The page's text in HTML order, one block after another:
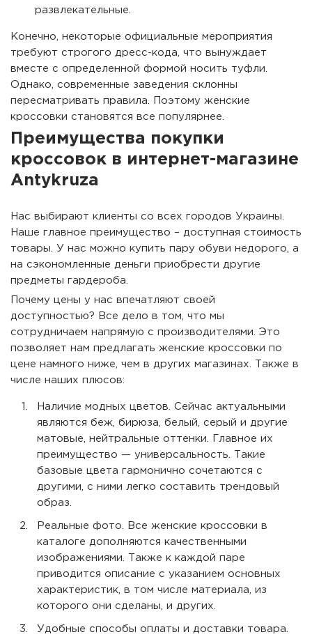
развлекательные.
Конечно, некоторые официальные мероприятия
требуют строгого дресс-кода, что вынуждает
вместе с определенной формой носить туфли.
Однако, современные заведения склонны
пересматривать правила. Поэтому женские
кроссовки становятся все популярнее.
Преимущества покупки
кроссовок в интернет-магазине
Antykruza
Нас выбирают клиенты со всех городов Украины.
Наше главное преимущество – доступная стоимость
товары. У нас можно купить пару обуви недорого, а
на сэкономленные деньги приобрести другие
предметы гардероба.
Почему цены у нас впечатляют своей
доступностью? Все дело в том, что мы
сотрудничаем напрямую с производителями. Это
позволяет нам предлагать женские кроссовки по
цене намного ниже, чем в других магазинах. Также в
числе наших плюсов:
Наличие модных цветов. Сейчас актуальными
являются беж, бирюза, белый, серый и другие
матовые, нейтральные оттенки. Главное их
преимущество — универсальность. Такие
базовые цвета гармонично сочетаются с
другими, с ними легко составить трендовый
образ.
Реальные фото. Все женские кроссовки в
каталоге дополняются качественными
изображениями. Также к каждой паре
приводится описание с указанием основных
характеристик, в том числе материала, из
которого они сделаны, и других.
Удобные способы оплаты и доставки товара.